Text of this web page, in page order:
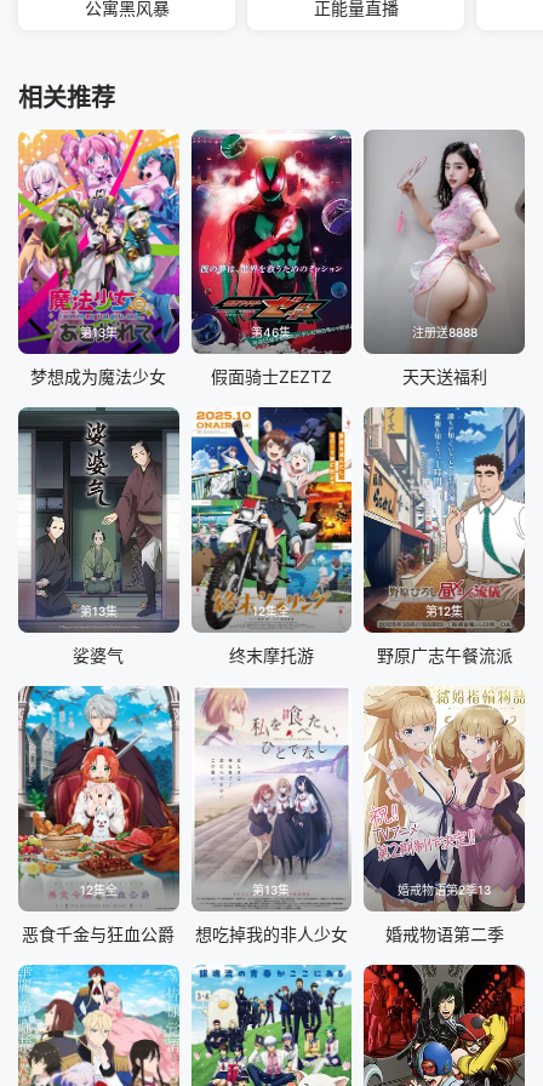
公寓黑风暴 正能量直播
相关推荐
第13集
梦想成为魔法少女
第46集
假面骑士ZEZTZ
注册送8888
天天送福利
第13集
娑婆气
12集全
终末摩托游
第12集
野原广志午餐流派
12集全
恶食千金与狂血公爵
第13集
想吃掉我的非人少女
婚戒物语第2季13
婚戒物语第二季